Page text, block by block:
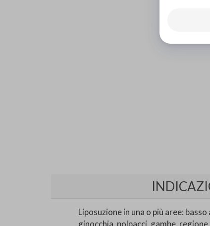
Liposuzione in una o più aree: